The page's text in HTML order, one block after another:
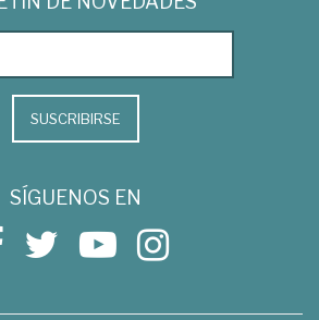
SUSCRIBIRSE
SÍGUENOS EN